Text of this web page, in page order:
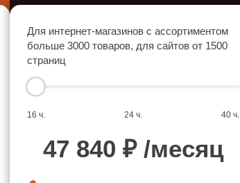
Для интернет-магазинов с ассортиментом
больше 3000 товаров, для сайтов от 1500
страниц
16 ч. 24 ч. 40 ч.
47 840 ₽ /месяц